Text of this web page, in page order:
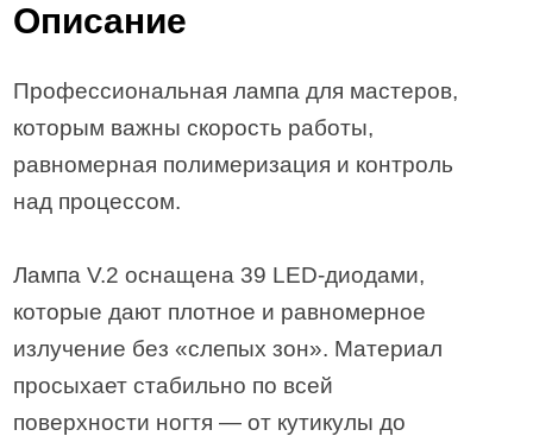
Описание
Профессиональная лампа для мастеров,
которым важны скорость работы,
равномерная полимеризация и контроль
над процессом.
Лампа V.2 оснащена 39 LED-диодами,
которые дают плотное и равномерное
излучение без «слепых зон». Материал
просыхает стабильно по всей
поверхности ногтя — от кутикулы до